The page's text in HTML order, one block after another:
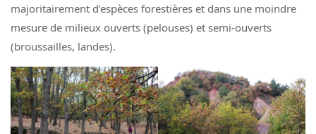
majoritairement d’espèces forestières et dans une moindre
mesure de milieux ouverts (pelouses) et semi-ouverts
(broussailles, landes).